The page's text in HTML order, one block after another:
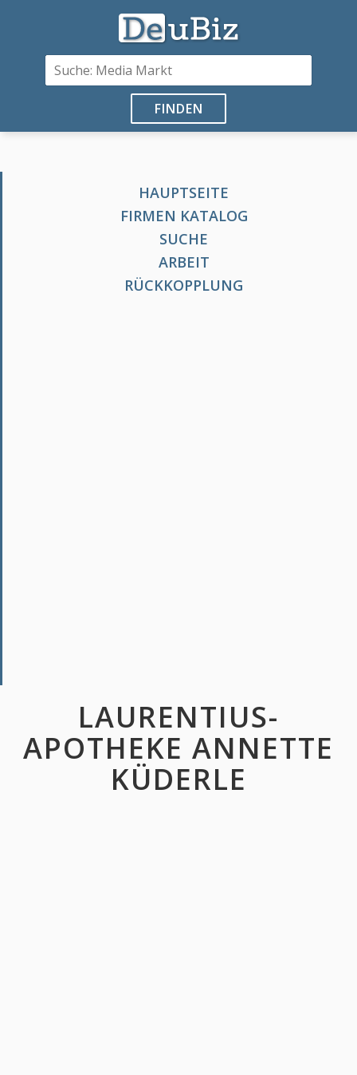
FINDEN
HAUPTSEITE
FIRMEN KATALOG
SUCHE
ARBEIT
RÜCKKOPPLUNG
LAURENTIUS-
APOTHEKE ANNETTE
KÜDERLE